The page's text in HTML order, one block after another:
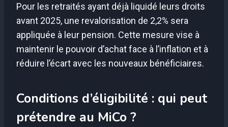
Pour les retraités ayant déjà liquidé leurs droits
avant 2025, une revalorisation de 2,2% sera
appliquée à leur pension. Cette mesure vise à
maintenir le pouvoir d’achat face à l’inflation et à
réduire l’écart avec les nouveaux bénéficiaires.
Conditions d’éligibilité : qui peut
prétendre au MiCo ?